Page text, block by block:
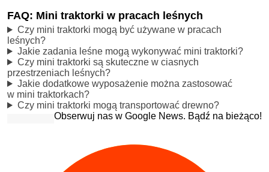
FAQ: Mini traktorki w pracach leśnych
Czy mini traktorki mogą być używane w pracach
leśnych?
Jakie zadania leśne mogą wykonywać mini traktorki?
Czy mini traktorki są skuteczne w ciasnych
przestrzeniach leśnych?
Jakie dodatkowe wyposażenie można zastosować
w mini traktorkach?
Czy mini traktorki mogą transportować drewno?
Obserwuj nas w Google News. Bądź na bieżąco!